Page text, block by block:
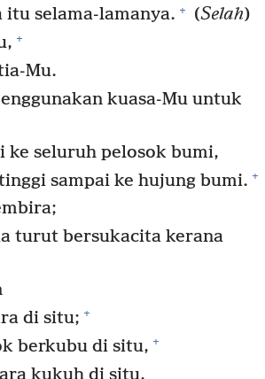
selama-lamanya. + (Selah)
+
Mu.
kuasa-Mu untuk
ke seluruh pelosok bumi,
sampai ke hujung bumi. +
turut bersukacita kerana
di situ; +
berkubu di situ, +
kukuh di situ,